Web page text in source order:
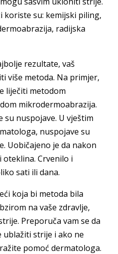
koriste su: kemijski piling,
radijska
rezultate, vaš
više metoda. Na primjer,
liječiti metodom
mikrodermoabrazija.
su nuspojave. U vještim
nuspojave su
Uobičajeno je da nakon
Crvenilo i
sati ili dana.
koja bi metoda bila
na vaše zdravlje,
Preporuča vam se da
ublažiti strije i ako ne
pomoć dermatologa.